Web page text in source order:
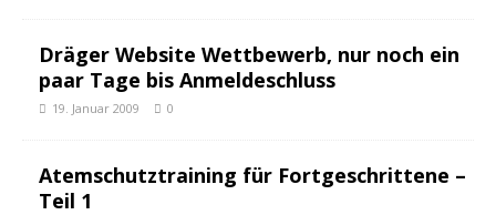
Dräger Website Wettbewerb, nur noch ein
paar Tage bis Anmeldeschluss
19. Januar 2009 0
Atemschutztraining für Fortgeschrittene –
Teil 1